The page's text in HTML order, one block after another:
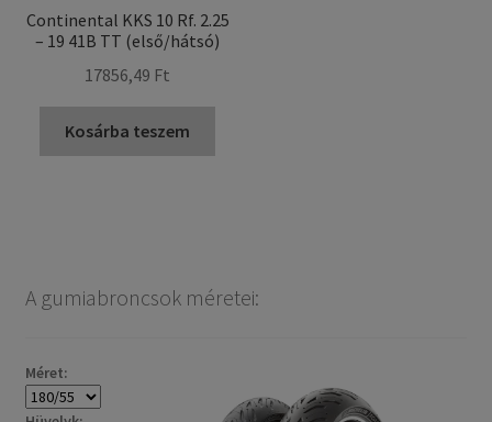
Continental KKS 10 Rf. 2.25
– 19 41B TT (első/hátsó)
17856,49 Ft
Kosárba teszem
A gumiabroncsok méretei:
Méret: